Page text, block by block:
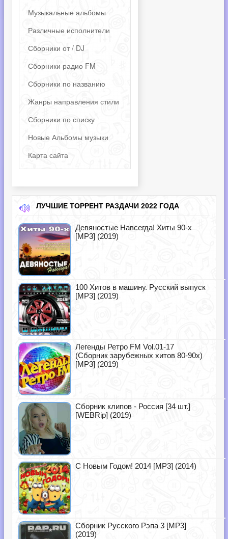
Музыкальные альбомы
Различные исполнители
Сборники от / DJ
Сборники радио FM
Сборники по названию
Жанры направления стили
Сборники по списку
Новые Альбомы музыки
Карта сайта
ЛУЧШИЕ ТОРРЕНТ РАЗДАЧИ 2022 ГОДА
Девяностые Навсегда! Хиты 90-х
[MP3] (2019)
100 Хитов в машину. Русский выпуск
[MP3] (2019)
Легенды Ретро FM Vol.01-17
(Сборник зарубежных хитов 80-90х)
[MP3] (2019)
Сборник клипов - Россия [34 шт.]
[WEBRip] (2019)
С Новым Годом! 2014 [MP3] (2014)
Сборник Русского Рэпа 3 [MP3]
(2019)